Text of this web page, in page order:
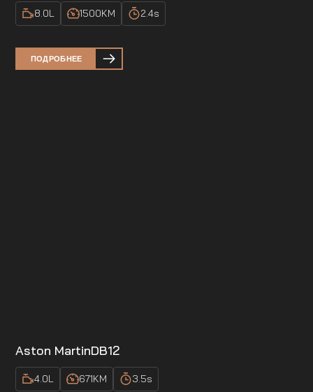
8.0L 1500KM 2.4s
ПОДРОБНЕЕ
Aston MartinDB12
4.0L 671KM 3.5s